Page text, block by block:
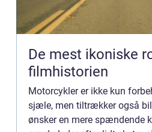
De mest ikoniske
filmhistorien
Motorcykler er ikke kun
sjæle, men tiltrækker også
ønsker en mere spændende